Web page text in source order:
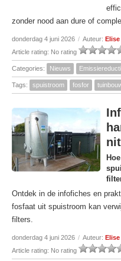
zonder nood aan dure of
donderdag 4 juni 2026 / Auteur: Elise
Article rating: No rating
Categories: Nieuws
Tags: spuistroom fosfor
Ontdek in de infofiches en
fosfaat uit spuistroom kan
filters.
donderdag 4 juni 2026 / Auteur: Elise
Article rating: No rating